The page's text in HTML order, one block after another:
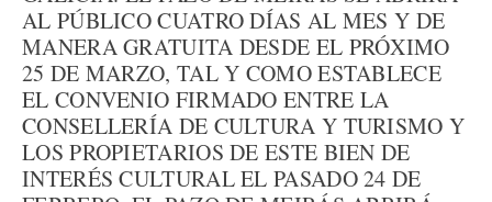
AL PÚBLICO CUATRO DÍAS AL MES Y DE
MANERA GRATUITA DESDE EL PRÓXIMO
25 DE MARZO, TAL Y COMO ESTABLECE
EL CONVENIO FIRMADO ENTRE LA
CONSELLERÍA DE CULTURA Y TURISMO Y
LOS PROPIETARIOS DE ESTE BIEN DE
INTERÉS CULTURAL EL PASADO 24 DE